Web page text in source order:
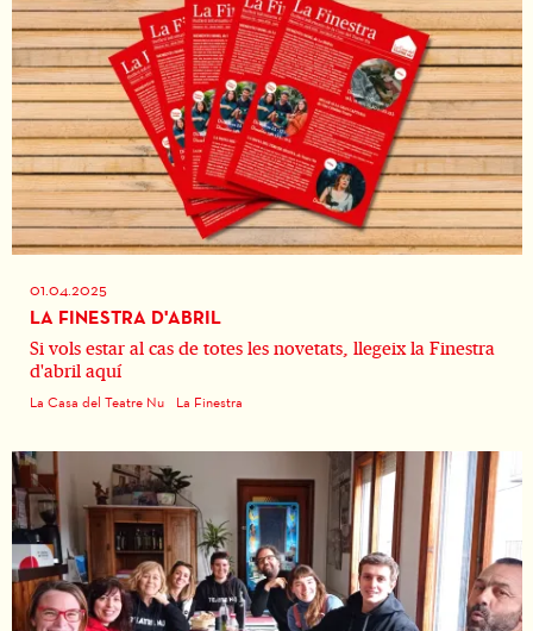
01.04.2025
LA FINESTRA D'ABRIL
Si vols estar al cas de totes les novetats, llegeix la Finestra
d'abril aquí
La Casa del Teatre Nu La Finestra